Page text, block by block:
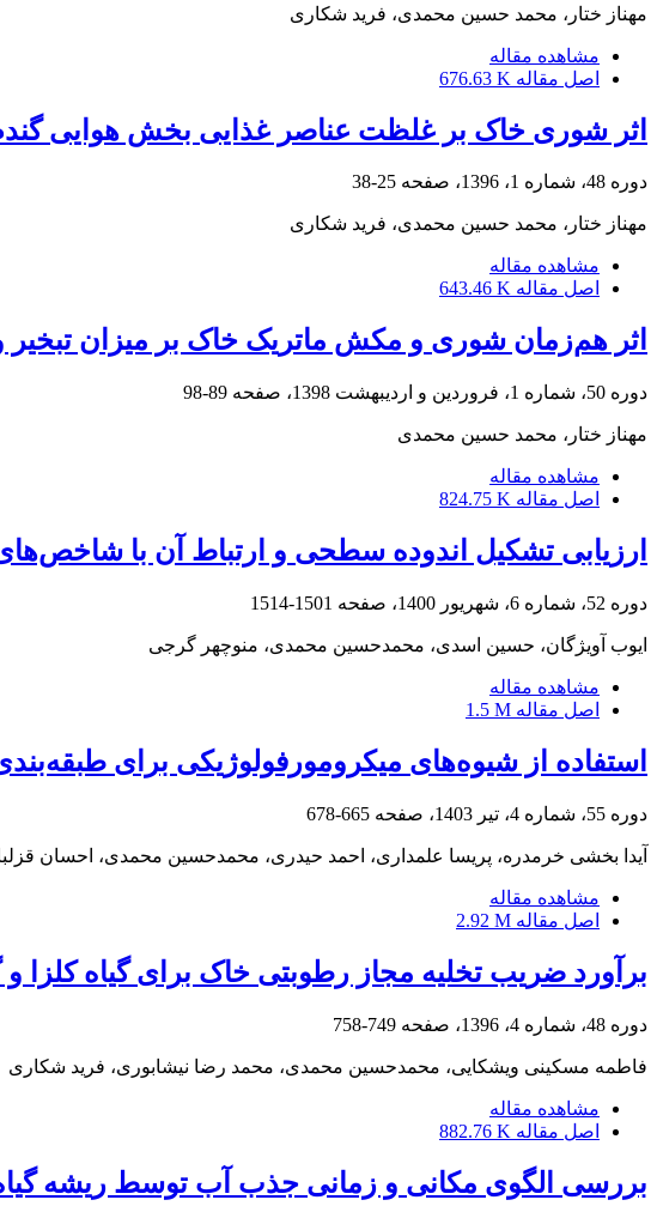
مهناز ختار، محمد حسین محمدی، فرید شکاری
مشاهده مقاله
اصل مقاله 676.63 K
اثر شوری خاک بر غلظت عناصر غذایی بخش هوایی
دوره 48، شماره 1، 1396، صفحه 25-38
مهناز ختار، محمد حسین محمدی، فرید شکاری
مشاهده مقاله
اصل مقاله 643.46 K
اثر هم‌زمان شوری و مکش ماتریک خاک بر میزان
دوره 50، شماره 1، فروردین و اردیبهشت 1398، صفحه 89-98
مهناز ختار، محمد حسین محمدی
مشاهده مقاله
اصل مقاله 824.75 K
ارزیابی تشکیل اندوده سطحی و ارتباط آن با
دوره 52، شماره 6، شهریور 1400، صفحه 1501-1514
ایوب آویژگان، حسین اسدی، محمدحسین محمدی، منوچهر گرجی
مشاهده مقاله
اصل مقاله 1.5 M
استفاده از شیوه‌های میکرومورفولوژیکی برای
دوره 55، شماره 4، تیر 1403، صفحه 665-678
آیدا بخشی خرمدره، پریسا علمداری، احمد حیدری، محمدحسین محمدی، احسان
مشاهده مقاله
اصل مقاله 2.92 M
برآورد ضریب تخلیه مجاز رطوبتی خاک برای گیاه کلزا
دوره 48، شماره 4، 1396، صفحه 749-758
فاطمه مسکینی ویشکایی، محمدحسین محمدی، محمد رضا نیشابوری، فرید شکاری
مشاهده مقاله
اصل مقاله 882.76 K
بررسی الگوی مکانی و زمانی جذب آب توسط ریشه